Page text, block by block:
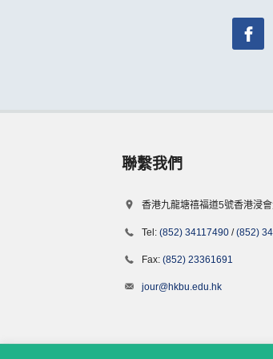
聯繫我們
香港九龍塘禧福道5號香港浸
Tel: (852) 34117490 /(852)
Fax: (852) 23361691
jour@hkbu.edu.hk